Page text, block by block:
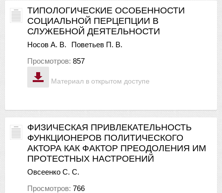
Материал в открытом доступе
ТИПОЛОГИЧЕСКИЕ ОСОБЕННОСТИ
СОЦИАЛЬНОЙ ПЕРЦЕПЦИИ В
СЛУЖЕБНОЙ ДЕЯТЕЛЬНОСТИ
Носов А. В.
Поветьев П. В.
Просмотров: 857
ФИЗИЧЕСКАЯ ПРИВЛЕКАТЕЛЬНОСТЬ
ФУНКЦИОНЕРОВ ПОЛИТИЧЕСКОГО
АКТОРА КАК ФАКТОР ПРЕОДОЛЕНИЯ ИМ
ПРОТЕСТНЫХ НАСТРОЕНИЙ
Овсеенко С. С.
Просмотров: 766